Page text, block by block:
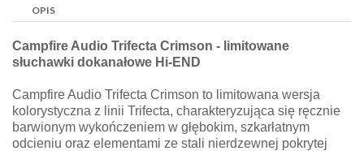
OPIS
Campfire Audio Trifecta Crimson - limitowane
słuchawki dokanałowe Hi-END
Campfire Audio Trifecta Crimson to limitowana wersja
kolorystyczna z linii Trifecta, charakteryzująca się ręcznie
barwionym wykończeniem w głębokim, szkarłatnym
odcieniu oraz elementami ze stali nierdzewnej pokrytej